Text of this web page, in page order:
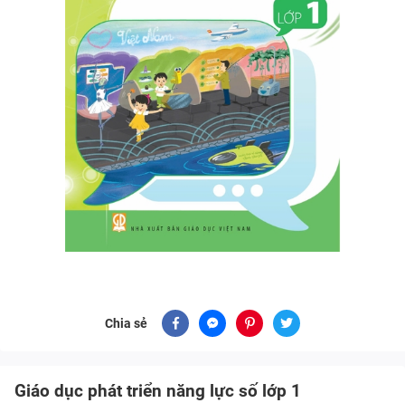
Chia sẻ
Giáo dục phát triển năng lực số lớp 1